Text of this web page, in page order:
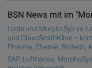
BSN News mit im
Linde und MorphoSys vs.
und GlaxoSmithKline –
Pharma, Chemie, Biotech,
SAP, Lufthansa,